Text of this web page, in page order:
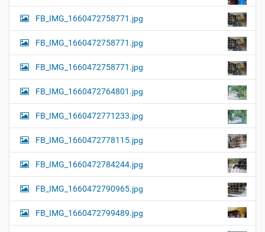
FB_IMG_1660472758771.jpg
FB_IMG_1660472758771.jpg
FB_IMG_1660472758771.jpg
FB_IMG_1660472764801.jpg
FB_IMG_1660472771233.jpg
FB_IMG_1660472778115.jpg
FB_IMG_1660472784244.jpg
FB_IMG_1660472790965.jpg
FB_IMG_1660472799489.jpg